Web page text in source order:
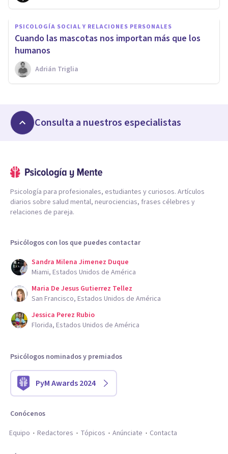
PSICOLOGÍA SOCIAL Y RELACIONES PERSONALES
​Cuando las mascotas nos importan más que los
humanos
Adrián Triglia
Consulta a nuestros especialistas
Psicología para profesionales, estudiantes y curiosos. Artículos
diarios sobre salud mental, neurociencias, frases célebres y
relaciones de pareja.
Psicólogos con los que puedes contactar
Sandra Milena Jimenez Duque
Miami, Estados Unidos de América
Maria De Jesus Gutierrez Tellez
San Francisco, Estados Unidos de América
Jessica Perez Rubio
Florida, Estados Unidos de América
Psicólogos nominados y premiados
PyM Awards 2024
Conócenos
Equipo
Redactores Tópicos Anúnciate Contacta